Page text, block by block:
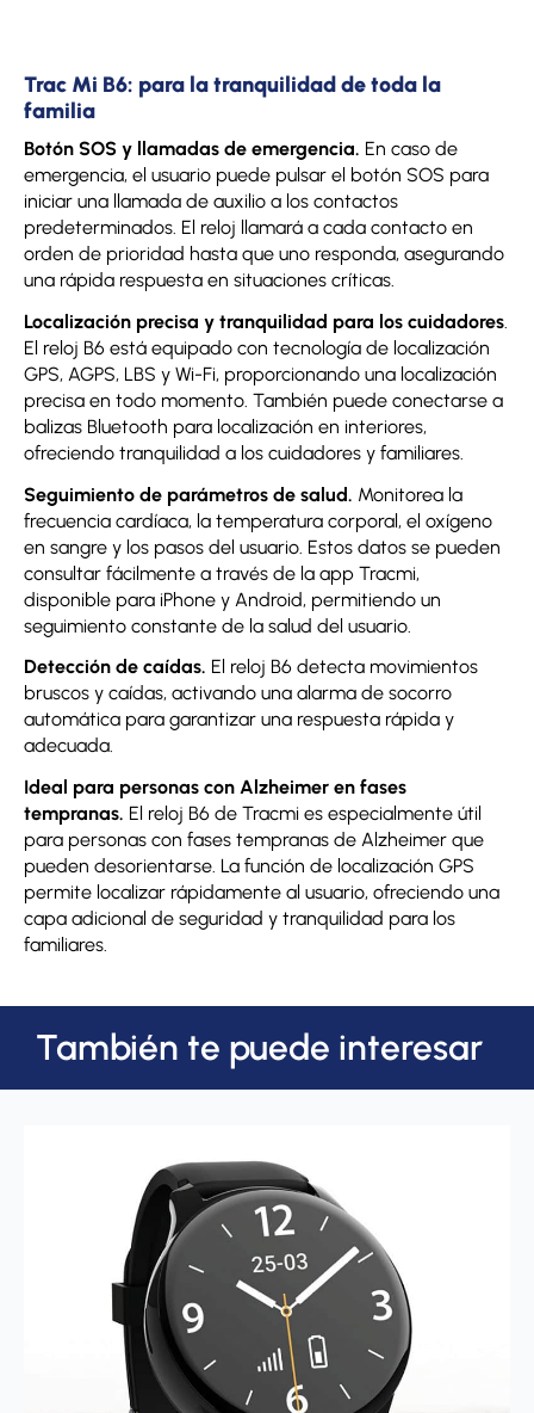
Trac Mi B6: para la tranquilidad de toda la
familia
Botón SOS y llamadas de emergencia. En caso de
emergencia, el usuario puede pulsar el botón SOS para
iniciar una llamada de auxilio a los contactos
predeterminados. El reloj llamará a cada contacto en
orden de prioridad hasta que uno responda, asegurando
una rápida respuesta en situaciones críticas.
Localización precisa y tranquilidad para los cuidadores
El reloj B6 está equipado con tecnología de localización
GPS, AGPS, LBS y Wi-Fi, proporcionando una localización
precisa en todo momento. También puede conectarse a
balizas Bluetooth para localización en interiores,
ofreciendo tranquilidad a los cuidadores y familiares.
Seguimiento de parámetros de salud. Monitorea la
frecuencia cardíaca, la temperatura corporal, el oxígeno
en sangre y los pasos del usuario. Estos datos se pueden
consultar fácilmente a través de la app Tracmi,
disponible para iPhone y Android, permitiendo un
seguimiento constante de la salud del usuario.
Detección de caídas. El reloj B6 detecta movimientos
bruscos y caídas, activando una alarma de socorro
automática para garantizar una respuesta rápida y
adecuada.
Ideal para personas con Alzheimer en fases
tempranas. El reloj B6 de Tracmi es especialmente útil
para personas con fases tempranas de Alzheimer que
pueden desorientarse. La función de localización GPS
permite localizar rápidamente al usuario, ofreciendo una
capa adicional de seguridad y tranquilidad para los
familiares.
También te puede interesar